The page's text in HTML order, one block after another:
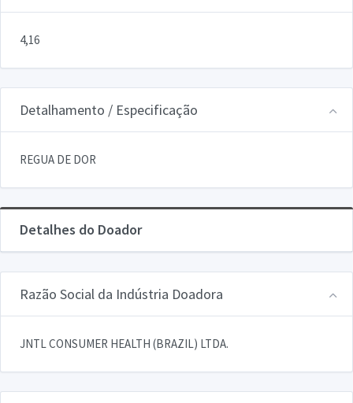
4,16
Detalhamento / Especificação
REGUA DE DOR
Detalhes do Doador
Razão Social da Indústria Doadora
JNTL CONSUMER HEALTH (BRAZIL) LTDA.